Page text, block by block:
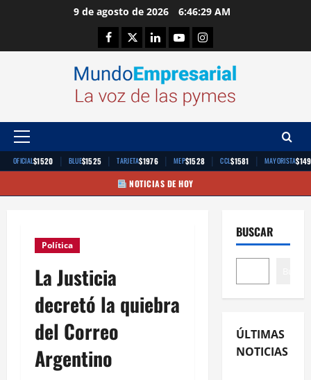
9 de agosto de 2026 6:46:30 AM
Facebook
TwitterLinkedinYoutubeInstagram
Menú
principal
OFICIAL$1520 | BLUE$1525 | TARJETA$1976 | MEP$1528 | CCL$1581 | MAYORISTA
NOTICIAS DE HOY
Política
La Justicia
decretó la quiebra
del Correo
Argentino
BUSCAR
ÚLTIMAS
NOTICIAS